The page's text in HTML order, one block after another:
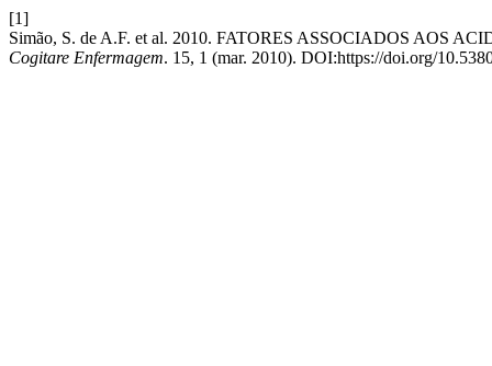
[1]
Simão, S. de A.F. et al. 2010. FATORES ASSOCIADOS AOS
Cogitare Enfermagem. 15, 1 (mar. 2010). DOI:https://doi.org/